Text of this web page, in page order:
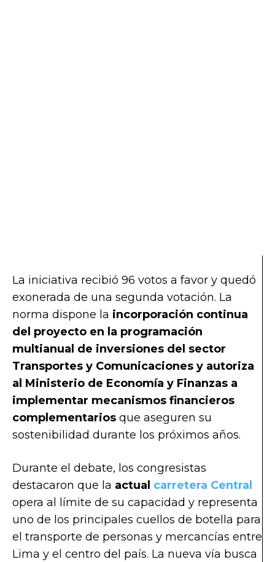
La iniciativa recibió 96 votos a favor y quedó
exonerada de una segunda votación. La
norma dispone la incorporación continua
del proyecto en la programación
multianual de inversiones del sector
Transportes y Comunicaciones y autoriza
al Ministerio de Economía y Finanzas a
implementar mecanismos financieros
complementarios que aseguren su
sostenibilidad durante los próximos años.
Durante el debate, los congresistas
destacaron que la actual carretera Central
opera al límite de su capacidad y representa
uno de los principales cuellos de botella para
el transporte de personas y mercancías entre
Lima y el centro del país. La nueva vía busca